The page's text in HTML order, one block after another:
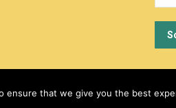
ensure that we give you the best